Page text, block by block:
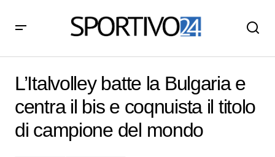
titolo di campione del mondo
L’Italvolley batte la Bulgaria e
centra il bis e coqnuista il titolo
di campione del mondo